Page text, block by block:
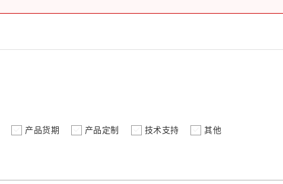
产品货期 产品定制 技术支持 其他